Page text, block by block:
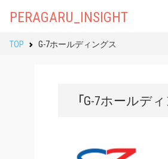
PERAGARU_INSIGHT
TOP G-7ホールディングス
「G-7ホールデ